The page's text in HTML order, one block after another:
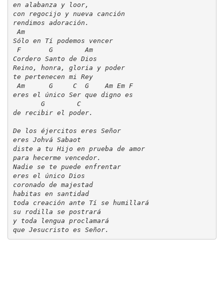
Chat
Blog
Radio
Radio
Videos
Música
Imágenes
en alabanza y loor,
con regocijo y nueva canción
rendimos adoración.
Am
Sólo en Tí podemos vencer
F       G        Am
Cordero Santo de Dios
Reino, honra, gloria y poder
te pertenecen mi Rey
Am      G     C  G    Am Em F
eres el único Ser que digno es
       G        C
de recibir el poder.
De los éjercitos eres Señor
eres Johvá Sabaot
diste a tu Hijo en prueba de amor
para hecerme vencedor.
Nadie se te puede enfrentar
eres el único Dios
coronado de majestad
habitas en santidad
toda creación ante Tí se humillará
su rodilla se postrará
y toda lengua proclamará
que Jesucristo es Señor.